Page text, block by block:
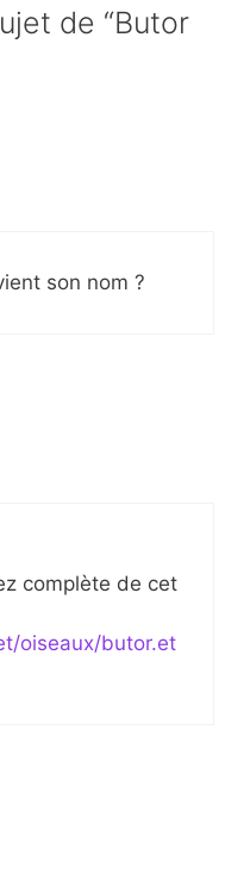
de “Butor
son nom ?
complète de cet
oiseaux/butor.et